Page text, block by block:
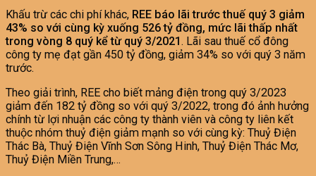
Khấu trừ các chi phí khác, REE báo lãi trước thuế quý 3 giảm
43% so với cùng kỳ xuống 526 tỷ đồng, mức lãi thấp nhất
trong vòng 8 quý kể từ quý 3/2021 . Lãi sau thuế cổ đông
công ty mẹ đạt gần 450 tỷ đồng, giảm 34% so với quý 3 năm
trước.
Theo giải trình, REE cho biết mảng điện trong quý 3/2023
giảm đến 182 tỷ đồng so với quý 3/2022, trong đó ảnh hưởng
chính từ lợi nhuận các công ty thành viên và công ty liên kết
thuộc nhóm thuỷ điện giảm mạnh so với cùng kỳ: Thuỷ Điện
Thác Bà, Thuỷ Điện Vĩnh Sơn Sông Hinh, Thuỷ Điện Thác Mơ,
Thuỷ Điện Miền Trung,…